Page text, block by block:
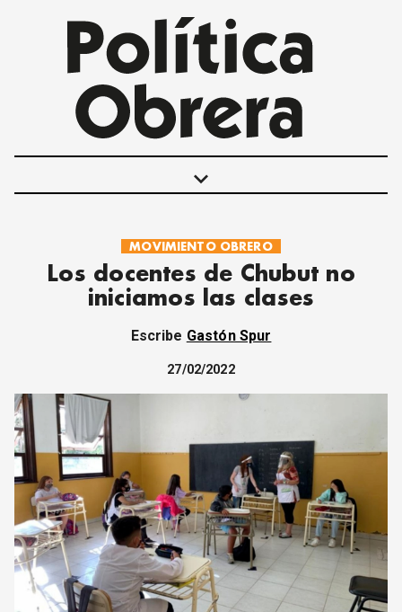
keyboard_arrow_down
POLÍTICAS
INTERNACIONALES
MOVIMIENTO OBRERO
ECONOMÍA
SOCIEDAD Y CULTURA
JUVENTUD
DECLARACIONES
OPINIÓN
ALTAMIRA RESPONDE
Política Obrera Revista
CONTACTO
MOVIMIENTO OBRERO
Los docentes de Chubut no
iniciamos las clases
Escribe Gastón Spur
27/02/2022